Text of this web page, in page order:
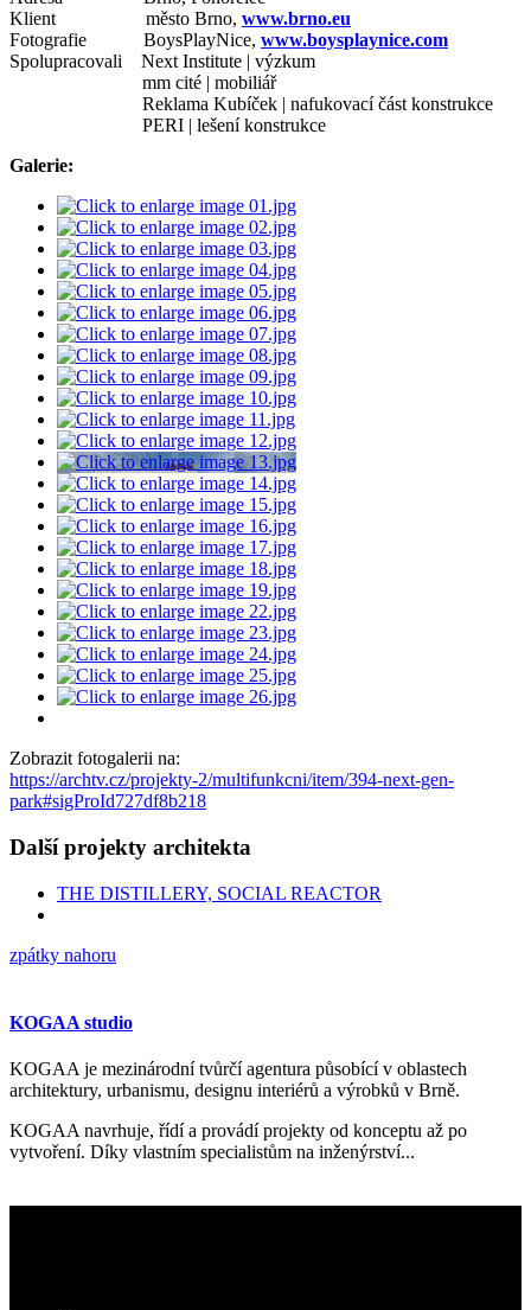
Klient město Brno, www.brno.eu
Fotografie BoysPlayNice, www.boysplaynice.com
Spolupracovali Next Institute | výzkum
mm cité | mobiliář
Reklama Kubíček | nafukovací část konstrukce
PERI | lešení konstrukce
Galerie:
Zobrazit fotogalerii na:
https://archtv.cz/projekty-2/multifunkcni/item/394-next-gen-
park#sigProId727df8b218
Další projekty architekta
THE DISTILLERY, SOCIAL REACTOR
zpátky nahoru
KOGAA studio
KOGAA je mezinárodní tvůrčí agentura působící v oblastech
architektury, urbanismu, designu interiérů a výrobků v Brně.
KOGAA navrhuje, řídí a provádí projekty od konceptu až po
vytvoření. Díky vlastním specialistům na inženýrství...